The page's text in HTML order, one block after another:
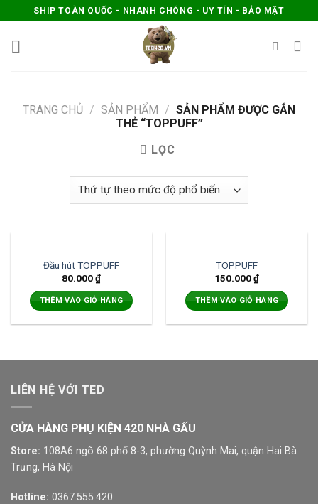
to
content
SHIP TOÀN QUỐC - NHANH CHÓNG - UY TÍN - BẢO MẬT
TRANG CHỦ / SẢN PHẨM / SẢN PHẨM ĐƯỢC GẮN
THẺ “TOPPUFF”
LỌC
Đầu hút TOPPUFF
80.000₫
THÊM VÀO GIỎ HÀNG
TOPPUFF
150.000₫
THÊM VÀO GIỎ HÀNG
LIÊN HỆ VỚI TED
CỬA HÀNG PHỤ KIỆN 420 NHÀ GẤU
Store: 108A6 ngõ 68 phố 8-3, phường Quỳnh Mai, quận Hai Bà
Trưng, Hà Nội
Hotline: 0367.555.420